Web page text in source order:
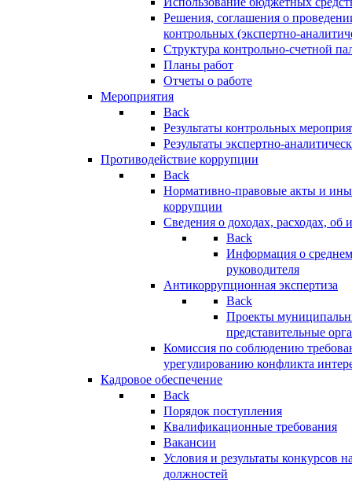
Решения, соглашения о
контрольных (экспертно-
Структура контрольно-счетной
Планы работ
Отчеты о работе
Мероприятия
Back
Результаты контрольных
Результаты экспертно-
Противодействие коррупции
Back
Нормативно-правовые акты и
коррупции
Сведения о доходах, расходах, об
Back
Информация о
руководителя
Антикоррупционная экспертиза
Back
Проекты
представительные
Комиссия по соблюдению
урегулированию конфликта
Кадровое обеспечение
Back
Порядок поступления
Квалификационные требования
Вакансии
Условия и результаты конкурсов
должностей